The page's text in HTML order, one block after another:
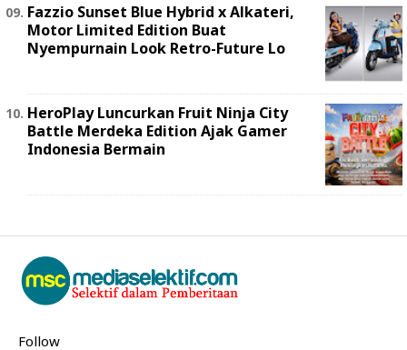
Fazzio Sunset Blue Hybrid x Alkateri,
Motor Limited Edition Buat
Nyempurnain Look Retro-Future Lo
HeroPlay Luncurkan Fruit Ninja City
Battle Merdeka Edition Ajak Gamer
Indonesia Bermain
Follow